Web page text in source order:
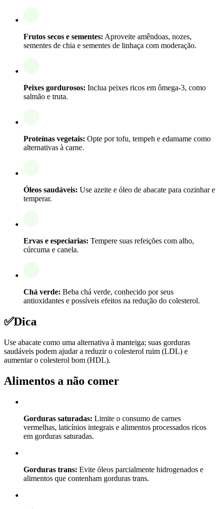
Frutos secos e sementes: Aproveite amêndoas, nozes,
sementes de chia e sementes de linhaça com moderação.
Peixes gordurosos: Inclua peixes ricos em ômega-3, como
salmão e truta.
Proteínas vegetais: Opte por tofu, tempeh e edamame como
alternativas à carne.
Óleos saudáveis: Use azeite e óleo de abacate para cozinhar e
temperar.
Ervas e especiarias: Tempere suas refeições com alho,
cúrcuma e canela.
Chá verde: Beba chá verde, conhecido por seus
antioxidantes e possíveis efeitos na redução do colesterol.
✅Dica
Use abacate como uma alternativa à manteiga; suas gorduras
saudáveis podem ajudar a reduzir o colesterol ruim (LDL) e
aumentar o colesterol bom (HDL).
Alimentos a não comer
Gorduras saturadas: Limite o consumo de carnes
vermelhas, laticínios integrais e alimentos processados ricos
em gorduras saturadas.
Gorduras trans: Evite óleos parcialmente hidrogenados e
alimentos que contenham gorduras trans.